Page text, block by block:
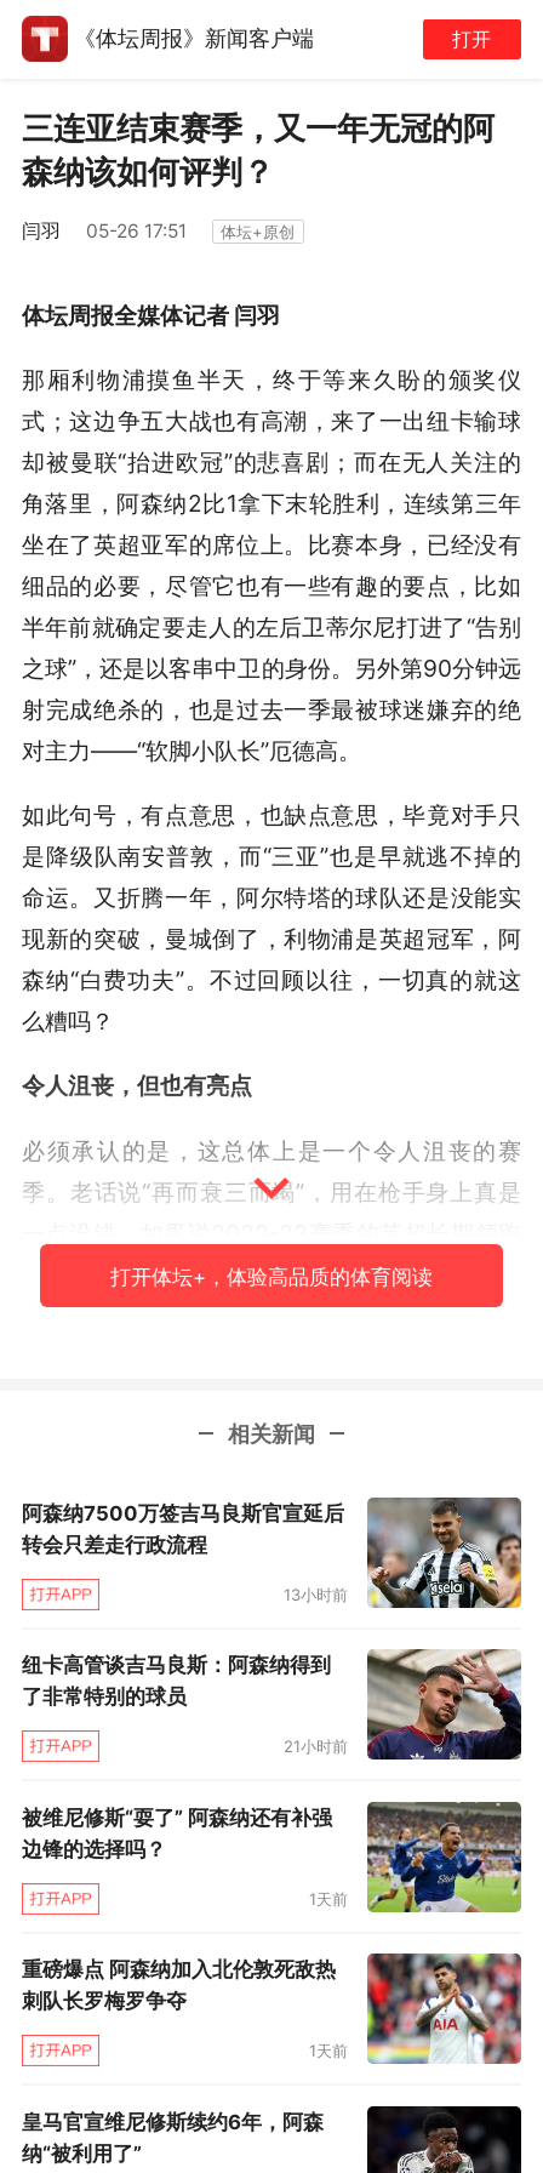
《体坛周报》新闻客户端 打开
三连亚结束赛季，又一年无冠的阿
森纳该如何评判？
闫羽 05-26 17:51 体坛+原创
体坛周报全媒体记者 闫羽
那厢利物浦摸鱼半天，终于等来久盼的颁奖仪
式；这边争五大战也有高潮，来了一出纽卡输球
却被曼联“抬进欧冠”的悲喜剧；而在无人关注的
角落里，阿森纳2比1拿下末轮胜利，连续第三年
坐在了英超亚军的席位上。比赛本身，已经没有
细品的必要，尽管它也有一些有趣的要点，比如
半年前就确定要走人的左后卫蒂尔尼打进了“告别
之球”，还是以客串中卫的身份。另外第90分钟远
射完成绝杀的，也是过去一季最被球迷嫌弃的绝
对主力——“软脚小队长”厄德高。
如此句号，有点意思，也缺点意思，毕竟对手只
是降级队南安普敦，而“三亚”也是早就逃不掉的
命运。又折腾一年，阿尔特塔的球队还是没能实
现新的突破，曼城倒了，利物浦是英超冠军，阿
森纳“白费功夫”。不过回顾以往，一切真的就这
么糟吗？
令人沮丧，但也有亮点
必须承认的是，这总体上是一个令人沮丧的赛
季。老话说“再而衰三而竭”，用在枪手身上真是
是意外惊喜，2023-24赛季的后程不敌曼城是“还
差一口气”，2024-25则变成“宿敌没力自己也垮
尔特塔执教完整赛季中的第二低，仅高于2021-
为扎眼的是，枪手38轮英超有14场平局，这一数
据与2019-20赛季他们仅获联赛第8时一样。
阿森纳一无是处。“四大皆空”这种批评是往小了
说，往大了嘲讽那就是俱乐部没气质、主帅没
命、冠军没戏——瞧瞧隔壁热刺，英超第17都能
凭的是什么底气？哦，说起来新鲜出炉的欧洲冠
军头衔也是有的，还是欧冠，但是女
足。“Women阿森纳是冠军”这句老梗，还是不能
用中文拼音的念法。
正因为又一年没有突破上限，在各种嘲讽声中，
耐心也容易消逝。“Arteta Out”这句口号虽然喊
得还不是特别响亮，但确实有不少球迷鼓噪着希
望换帅，因为“球队在阿尔特塔治下就无法夺
打开体坛+，体验高品质的体育阅读
相关新闻
阿森纳7500万签吉马良斯官宣延后
转会只差走行政流程
13小时前
纽卡高管谈吉马良斯：阿森纳得到
了非常特别的球员
21小时前
被维尼修斯“耍了” 阿森纳还有补强
边锋的选择吗？
1天前
重磅爆点 阿森纳加入北伦敦死敌热
刺队长罗梅罗争夺
1天前
皇马官宣维尼修斯续约6年，阿森
纳“被利用了”